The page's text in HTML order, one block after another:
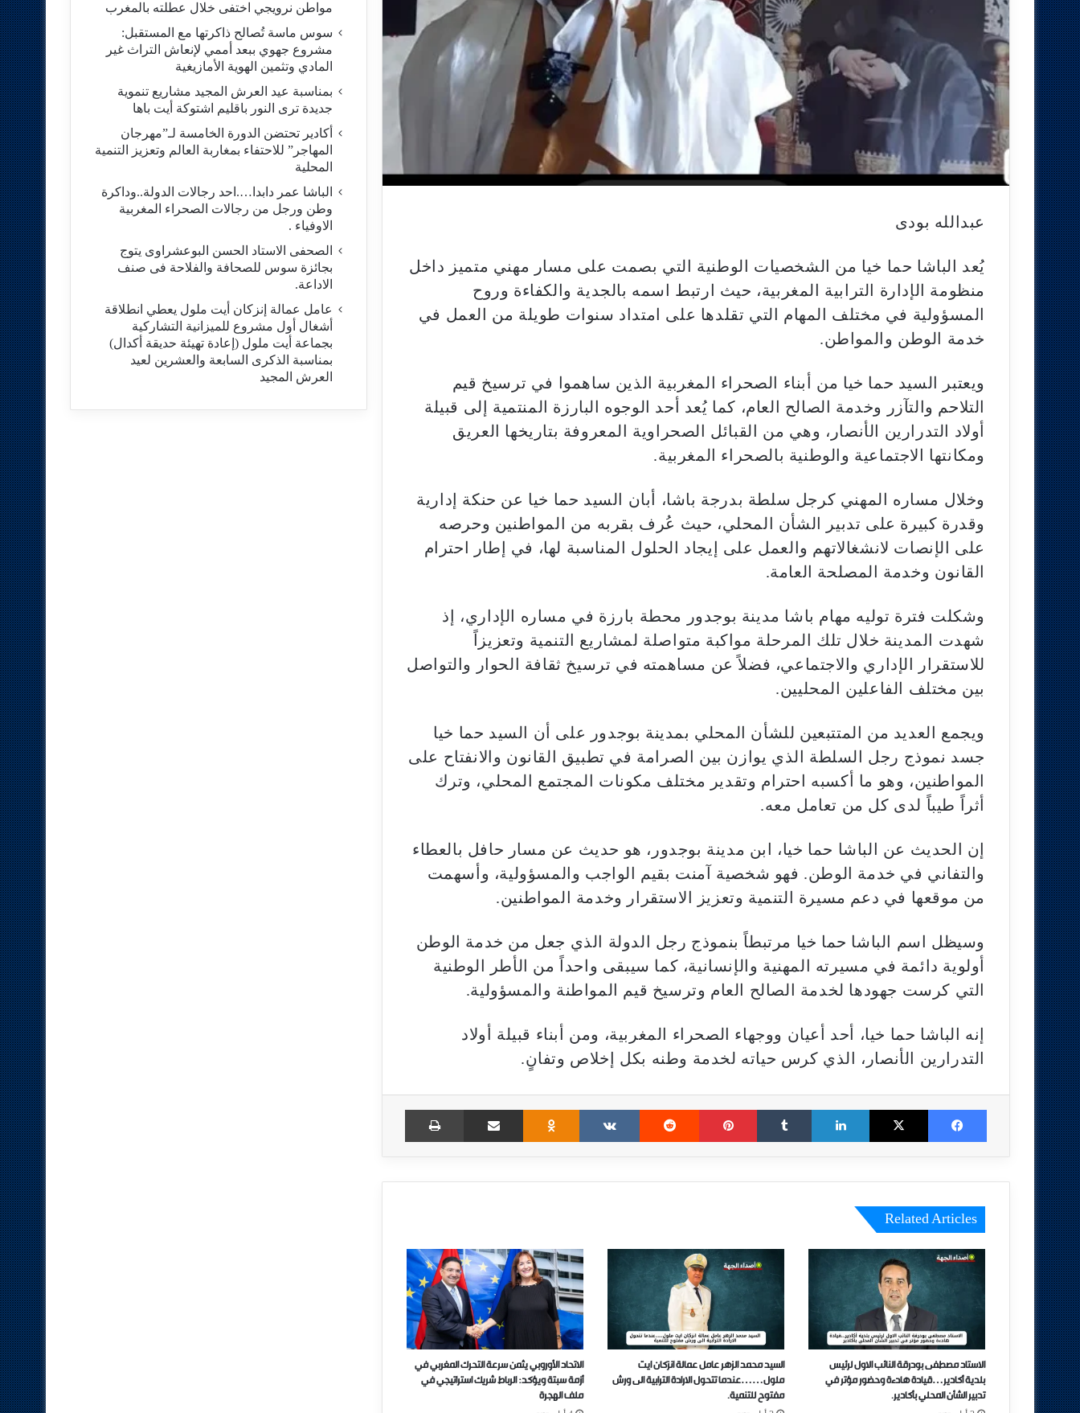
عبدالله بودى
يُعد الباشا حما خيا من الشخصيات الوطنية التي بصمت على مسار مهني متميز داخل
منظومة الإدارة الترابية المغربية، حيث ارتبط اسمه بالجدية والكفاءة وروح
المسؤولية في مختلف المهام التي تقلدها على امتداد سنوات طويلة من العمل في
خدمة الوطن والمواطن.
ويعتبر السيد حما خيا من أبناء الصحراء المغربية الذين ساهموا في ترسيخ قيم
التلاحم والتآزر وخدمة الصالح العام، كما يُعد أحد الوجوه البارزة المنتمية إلى قبيلة
أولاد التدرارين الأنصار، وهي من القبائل الصحراوية المعروفة بتاريخها العريق
ومكانتها الاجتماعية والوطنية بالصحراء المغربية.
وخلال مساره المهني كرجل سلطة بدرجة باشا، أبان السيد حما خيا عن حنكة إدارية
وقدرة كبيرة على تدبير الشأن المحلي، حيث عُرف بقربه من المواطنين وحرصه
على الإنصات لانشغالاتهم والعمل على إيجاد الحلول المناسبة لها، في إطار احترام
القانون وخدمة المصلحة العامة.
وشكلت فترة توليه مهام باشا مدينة بوجدور محطة بارزة في مساره الإداري، إذ
شهدت المدينة خلال تلك المرحلة مواكبة متواصلة لمشاريع التنمية وتعزيزاً
للاستقرار الإداري والاجتماعي، فضلاً عن مساهمته في ترسيخ ثقافة الحوار والتواصل
بين مختلف الفاعلين المحليين.
ويجمع العديد من المتتبعين للشأن المحلي بمدينة بوجدور على أن السيد حما خيا
جسد نموذج رجل السلطة الذي يوازن بين الصرامة في تطبيق القانون والانفتاح على
المواطنين، وهو ما أكسبه احترام وتقدير مختلف مكونات المجتمع المحلي، وترك
أثراً طيباً لدى كل من تعامل معه.
إن الحديث عن الباشا حما خيا، ابن مدينة بوجدور، هو حديث عن مسار حافل بالعطاء
والتفاني في خدمة الوطن. فهو شخصية آمنت بقيم الواجب والمسؤولية، وأسهمت
من موقعها في دعم مسيرة التنمية وتعزيز الاستقرار وخدمة المواطنين.
وسيظل اسم الباشا حما خيا مرتبطاً بنموذج رجل الدولة الذي جعل من خدمة الوطن
أولوية دائمة في مسيرته المهنية والإنسانية، كما سيبقى واحداً من الأطر الوطنية
التي كرست جهودها لخدمة الصالح العام وترسيخ قيم المواطنة والمسؤولية.
إنه الباشا حما خيا، أحد أعيان ووجهاء الصحراء المغربية، ومن أبناء قبيلة أولاد
التدرارين الأنصار، الذي كرس حياته لخدمة وطنه بكل إخلاص وتفانٍ.
Facebook
X
LinkedIn
Tumblr
Pinterest
Reddit
VKontakte
Odnoklassniki
Share via Email
Print
Related Articles
الاستاد مصطفى بودرقة النائب الاول لرئيس
بلدية أكادير…قيادة هادءة وحضور مؤتر في
تدبير الشأن المحلي بأكادير.
السيد محمد الزهر عامل عمالة انزكان ايت
ملول……عندما تتحول الارادة الترابية الى ورش
مفتوح للتنمية.
الاتحاد الأوروبي يثمن سرعة التحرك المغربي في
أزمة سبتة ويؤكد: الرباط شريك استراتيجي في
ملف الهجرة
مواطن نرويجي اختفى خلال عطلته بالمغرب
سوس ماسة تُصالح ذاكرتها مع المستقبل:
مشروع جهوي ببعد أممي لإنعاش التراث غير
المادي وتثمين الهوية الأمازيغية
بمناسبة عيد العرش المجيد مشاريع تنموية
جديدة ترى النور باقليم اشتوكة أيت باها
أكادير تحتضن الدورة الخامسة لـ”مهرجان
المهاجر” للاحتفاء بمغاربة العالم وتعزيز التنمية
المحلية
الباشا عمر دابدا….احد رجالات الدولة..وداكرة
وطن ورجل من رجالات الصحراء المغربية
الاوفياء .
الصحفى الاستاد الحسن البوعشراوى يتوج
بجائزة سوس للصحافة والفلاحة فى صنف
الاداعة.
عامل عمالة إنزكان أيت ملول يعطي انطلاقة
أشغال أول مشروع للميزانية التشاركية
بجماعة أيت ملول (إعادة تهيئة حديقة أكدال)
بمناسبة الذكرى السابعة والعشرين لعيد
العرش المجيد